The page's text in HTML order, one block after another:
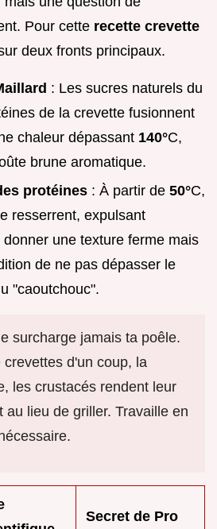
Pour cette recette crevette
deux fronts principaux.
: Les sucres naturels du
de la crevette fusionnent
chaleur dépassant 140°C,
brune aromatique.
protéines : À partir de 50°C,
resserrent, expulsant
donner une texture ferme mais
de ne pas dépasser le
"caoutchouc".
surcharge jamais ta poêle.
d'un coup, la
les crustacés rendent leur
au lieu de griller. Travaille en
Secret de Pro